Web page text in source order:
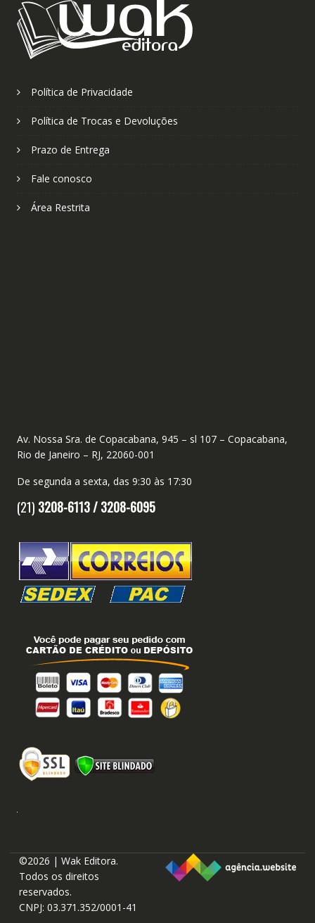
Política de Privacidade
Política de Trocas e Devoluções
Prazo de Entrega
Fale conosco
Área Restrita
Av. Nossa Sra. de Copacabana, 945 – sl 107 – Copacabana,
Rio de Janeiro – RJ, 22060-001
De segunda a sexta, das 9:30 às 17:30
(21) 3208-6113 /3208-6095
©2026 | Wak Editora.
Todos os direitos
reservados.
CNPJ: 03.371.352/0001-41